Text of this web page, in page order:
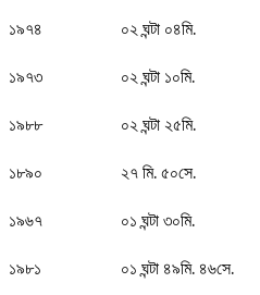
১৯৭৪ ০২ ঘন্টা ০৪মি.
১৯৭৩ ০২ ঘন্টা ১০মি.
১৯৮৮ ০২ ঘন্টা ২৫মি.
১৮৯০ ২৭ মি. ৫০সে.
১৯৬৭ ০১ ঘন্টা ৩০মি.
১৯৮১ ০১ ঘন্টা ৪৯মি. ৪৬সে.